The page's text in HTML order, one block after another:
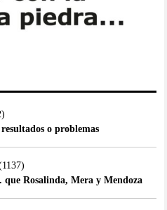
o problemas
Rosalinda, Mera y Mendoza